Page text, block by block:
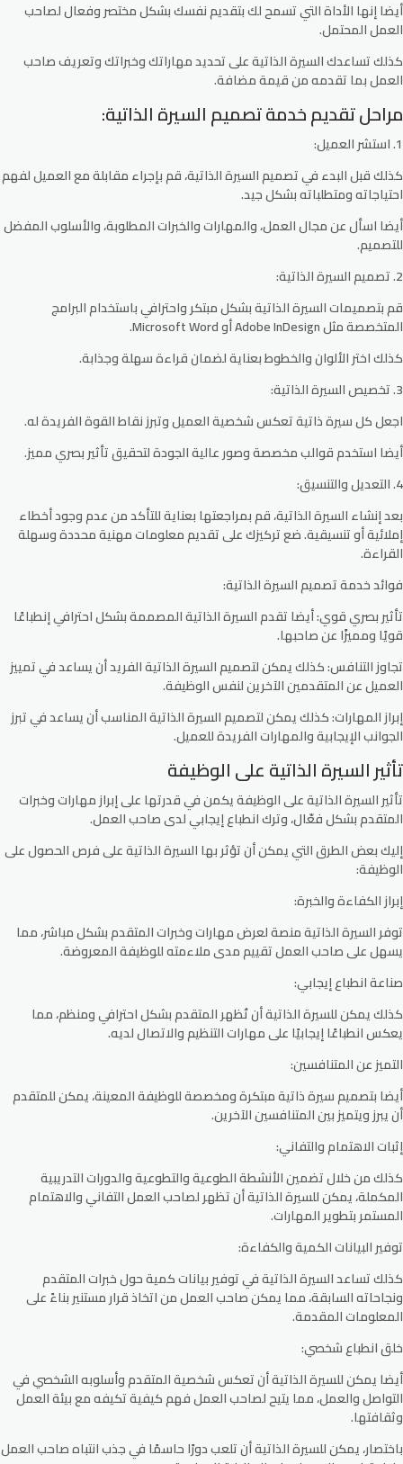
أيضا إنها الأداة التي تسمح لك بتقديم نفسك بشكل مختصر وفعال لصاحب
العمل المحتمل.
كذلك تساعدك السيرة الذاتية على تحديد مهاراتك وخبراتك وتعريف صاحب
العمل بما تقدمه من قيمة مضافة.
مراحل تقديم خدمة تصميم السيرة الذاتية:
1. استشر العميل:
كذلك قبل البدء في تصميم السيرة الذاتية، قم بإجراء مقابلة مع العميل لفهم
احتياجاته ومتطلباته بشكل جيد.
أيضا اسأل عن مجال العمل، والمهارات والخبرات المطلوبة، والأسلوب المفضل
للتصميم.
2. تصميم السيرة الذاتية:
قم بتصميمات السيرة الذاتية بشكل مبتكر واحترافي باستخدام البرامج
المتخصصة مثل Adobe InDesign أو Microsoft Word.
كذلك اختر الألوان والخطوط بعناية لضمان قراءة سهلة وجذابة.
3. تخصيص السيرة الذاتية:
اجعل كل سيرة ذاتية تعكس شخصية العميل وتبرز نقاط القوة الفريدة له.
أيضا استخدم قوالب مخصصة وصور عالية الجودة لتحقيق تأثير بصري مميز.
4. التعديل والتنسيق:
بعد إنشاء السيرة الذاتية، قم بمراجعتها بعناية للتأكد من عدم وجود أخطاء
إملائية أو تنسيقية. ضع تركيزك على تقديم معلومات مهنية محددة وسهلة
القراءة.
فوائد خدمة تصميم السيرة الذاتية:
تأثير بصري قوي:أيضا تقدم السيرة الذاتية المصممة بشكل احترافي إنطباعًا
قويًا ومميزًا عن صاحبها.
تجاوز التنافس:كذلك يمكن لتصميم السيرة الذاتية الفريد أن يساعد في تمييز
العميل عن المتقدمين الآخرين لنفس الوظيفة.
إبراز المهارات:كذلك يمكن لتصميم السيرة الذاتية المناسب أن يساعد في تبرز
الجوانب الإيجابية والمهارات الفريدة للعميل.
تأثير السيرة الذاتية على الوظيفة
تأثير السيرة الذاتية على الوظيفة يكمن في قدرتها على إبراز مهارات وخبرات
المتقدم بشكل فعّال، وترك انطباع إيجابي لدى صاحب العمل.
إليك بعض الطرق التي يمكن أن تؤثر بها السيرة الذاتية على فرص الحصول على
الوظيفة:
إبراز الكفاءة والخبرة:
توفر السيرة الذاتية منصة لعرض مهارات وخبرات المتقدم بشكل مباشر، مما
يسهل على صاحب العمل تقييم مدى ملاءمته للوظيفة المعروضة.
صناعة انطباع إيجابي:
كذلك يمكن للسيرة الذاتية أن تُظهر المتقدم بشكل احترافي ومنظم، مما
يعكس انطباعًا إيجابيًا على مهارات التنظيم والاتصال لديه.
التميز عن المتنافسين:
أيضا بتصميم سيرة ذاتية مبتكرة ومخصصة للوظيفة المعينة، يمكن للمتقدم
أن يبرز ويتميز بين المتنافسين الآخرين.
إثبات الاهتمام والتفاني:
كذلك من خلال تضمين الأنشطة الطوعية والتطوعية والدورات التدريبية
المكملة، يمكن للسيرة الذاتية أن تظهر لصاحب العمل التفاني والاهتمام
المستمر بتطوير المهارات.
توفير البيانات الكمية والكفاءة:
كذلك تساعد السيرة الذاتية في توفير بيانات كمية حول خبرات المتقدم
ونجاحاته السابقة، مما يمكن صاحب العمل من اتخاذ قرار مستنير بناءً على
المعلومات المقدمة.
خلق انطباع شخصي:
أيضا يمكن للسيرة الذاتية أن تعكس شخصية المتقدم وأسلوبه الشخصي في
التواصل والعمل، مما يتيح لصاحب العمل فهم كيفية تكيفه مع بيئة العمل
وثقافتها.
باختصار، يمكن للسيرة الذاتية أن تلعب دورًا حاسمًا في جذب انتباه صاحب العمل